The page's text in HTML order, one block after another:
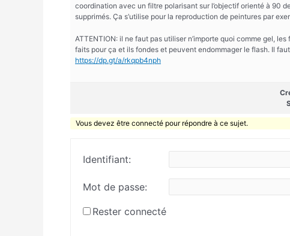
coordination avec un filtre polarisant sur l’objectif orienté à 90
supprimés. Ça s’utilise pour la reproduction de peintures par
ATTENTION: il ne faut pas utiliser n’importe quoi comme gel,
faits pour ça et ils fondes et peuvent endommager le flash. Il
https://dp.gt/a/rkqpb4nph
Vous devez être connecté pour répondre à ce sujet.
Identifiant:
Mot de passe:
Rester connecté